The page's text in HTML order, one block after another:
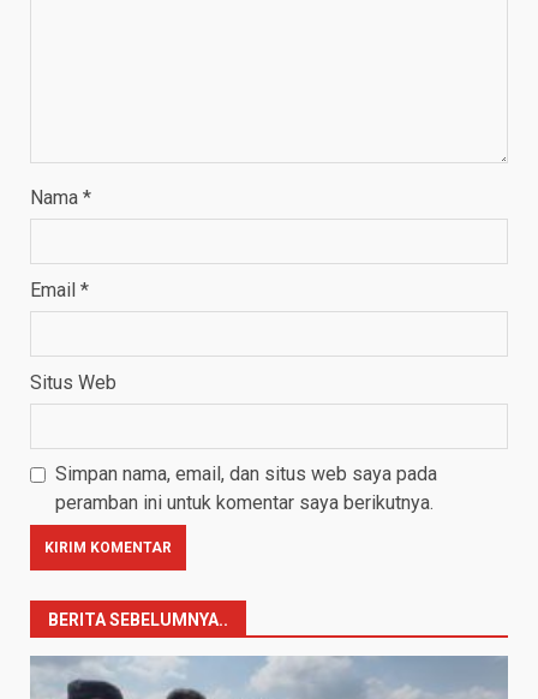
Nama *
Email *
Situs Web
Simpan nama, email, dan situs web saya pada
peramban ini untuk komentar saya berikutnya.
BERITA SEBELUMNYA..